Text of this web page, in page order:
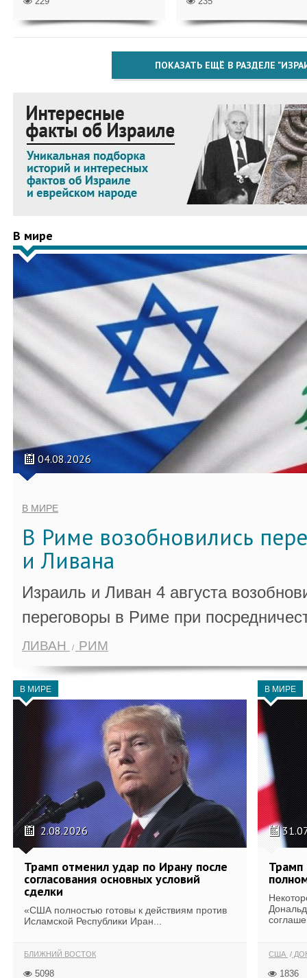
ПОКАЗАТЬ ЕЩЁ В РАЗДЕЛЕ
В мире
04.08.2026
В МИРЕ
В Риме возобновились
и Ливана
Израиль и Ливан 4 августа
переговоры в Риме при
ЛИВАН РИМ
В МИРЕ
2.08.2026
Трамп отменил удар по Ирану после
согласования основных условий
сделки
«США полностью готовы к действиям против
Исламской Республики Иран...
БЛИЖНИЙ ВОСТОК
5098
В МИРЕ
Трамп
США
1836